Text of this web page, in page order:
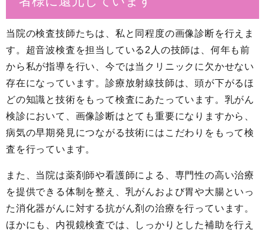
当院の検査技師たちは、私と同程度の画像診断を行えま
す。超音波検査を担当している2人の技師は、何年も前
から私が指導を行い、今では当クリニックに欠かせない
存在になっています。診療放射線技師は、頭が下がるほ
どの知識と技術をもって検査にあたっています。乳がん
検診において、画像診断はとても重要になりますから、
病気の早期発見につながる技術にはこだわりをもって検
査を行っています。
また、当院は薬剤師や看護師による、専門性の高い治療
を提供できる体制を整え、乳がんおよび胃や大腸といっ
た消化器がんに対する抗がん剤の治療を行っています。
ほかにも、内視鏡検査では、しっかりとした補助を行え